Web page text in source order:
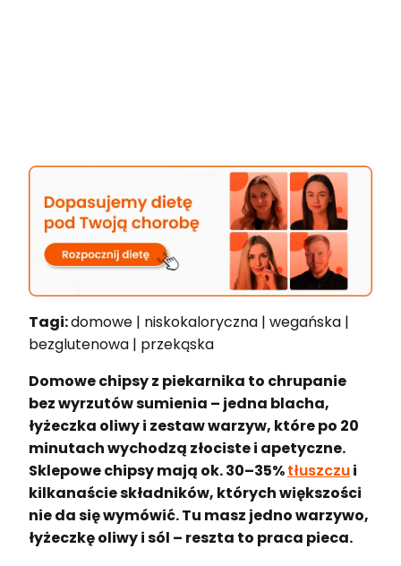
Tagi:domowe | niskokaloryczna | wegańska |
bezglutenowa | przekąska
Domowe chipsy z piekarnika to chrupanie
bez wyrzutów sumienia – jedna blacha,
łyżeczka oliwy i zestaw warzyw, które po 20
minutach wychodzą złociste i apetyczne.
Sklepowe chipsy mają ok. 30–35%tłuszczui
kilkanaście składników, których większości
nie da się wymówić. Tu masz jedno warzywo,
łyżeczkę oliwy i sól – reszta to praca pieca.